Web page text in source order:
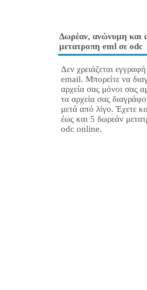
Δωρέαν, ανώνυμη και
μετατροπη eml σε odc
Δεν χρειάζεται
email. Μπορείτε να
αρχεία σας μόνοι σας
τα αρχεία σας
μετά από λίγο. Έχετε
έως και 5 δωρεάν
odc online.